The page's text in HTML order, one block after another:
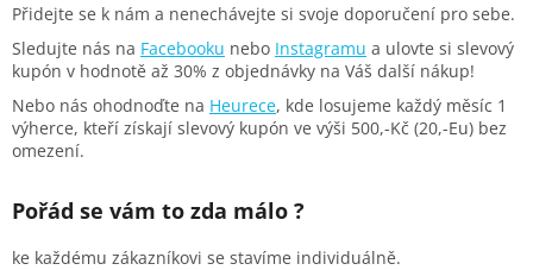
Přidejte se k nám a nenechávejte si svoje doporučení pro sebe.
Sledujte nás na Facebooku nebo Instagramu a ulovte si slevový
kupón v hodnotě až 30% z objednávky na Váš další nákup!
Nebo nás ohodnoďte na Heurece, kde losujeme každý měsíc 1
výherce, kteří získají slevový kupón ve výši 500,-Kč (20,-Eu) bez
omezení.
Pořád se vám to zda málo ?
ke každému zákazníkovi se stavíme individuálně.